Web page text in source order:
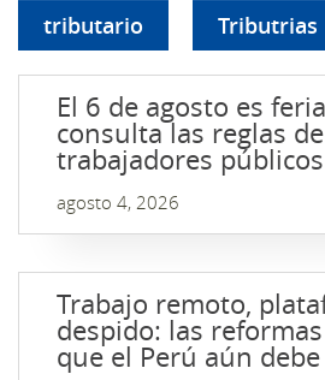
tributario Tributrias
El 6 de agosto es
consulta las reglas
trabajadores
agosto 4, 2026
Trabajo remoto,
despido: las
que el Perú aún